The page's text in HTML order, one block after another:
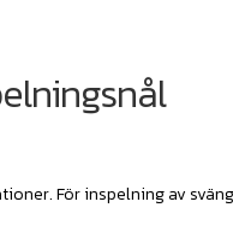
För inspelning av